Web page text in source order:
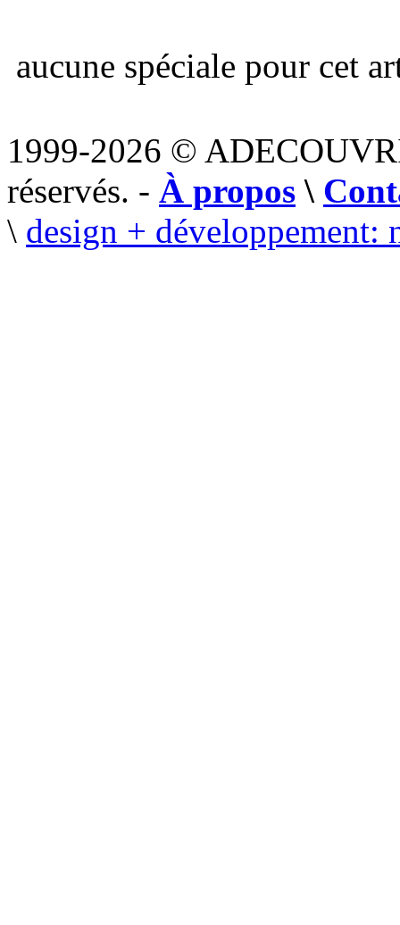
aucune spéciale pour cet
1999-2026 ©
réservés. - À propos \
\ design + développement: